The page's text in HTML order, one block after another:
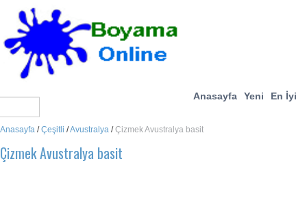
Anasayfa Yeni En İyi
Anasayfa /Çeşitli /Avustralya /Çizmek Avustralya basit
Çizmek Avustralya basit